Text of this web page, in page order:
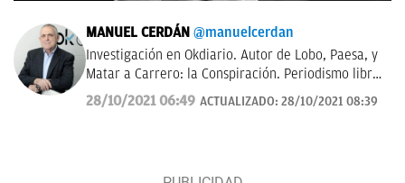
MANUEL CERDÁN @manuelcerdan
Investigación en Okdiario. Autor de Lobo, Paesa, y
Matar a Carrero: la Conspiración. Periodismo libre,
con rigor y transparencia.
28/10/2021 06:49 ACTUALIZADO: 28/10/2021 08:39